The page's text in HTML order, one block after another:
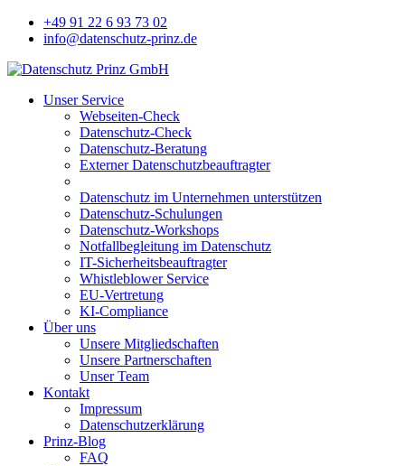
+49 91 22 6 93 73 02
info@datenschutz-prinz.de
Unser Service
Webseiten-Check
Datenschutz-Check
Datenschutz-Beratung
Externer Datenschutzbeauftragter
Datenschutz im Unternehmen unterstützen
Datenschutz-Schulungen
Datenschutz-Workshops
Notfallbegleitung im Datenschutz
IT-Sicherheitsbeauftragter
Whistleblower Service
EU-Vertretung
KI-Compliance
Über uns
Unsere Mitgliedschaften
Unsere Partnerschaften
Unser Team
Kontakt
Impressum
Datenschutzerklärung
Prinz-Blog
FAQ